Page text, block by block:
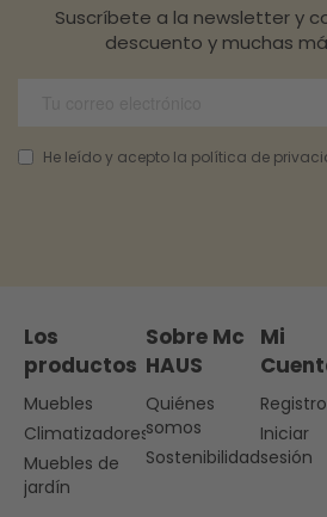
Suscríbete a la newsletter y
descuento y muchas
He leído y acepto la política de
Los
productos
Muebles
Climatizadores
Muebles de
jardín
Sobre Mc
HAUS
Quiénes
somos
Sostenibilidad
Mi
Registro
Iniciar
sesión